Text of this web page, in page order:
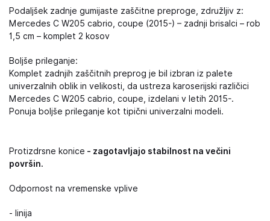
Podaljšek zadnje gumijaste zaščitne preproge, združljiv z:
Mercedes C W205 cabrio, coupe (2015-) – zadnji brisalci – rob
1,5 cm – komplet 2 kosov
Boljše prileganje:
Komplet zadnjih zaščitnih preprog je bil izbran iz palete
univerzalnih oblik in velikosti, da ustreza karoserijski različici
Mercedes C W205 cabrio, coupe, izdelani v letih 2015-.
Ponuja boljše prileganje kot tipični univerzalni modeli.
Protizdrsne konice - zagotavljajo stabilnost na večini
površin.
Odpornost na vremenske vplive
- linija